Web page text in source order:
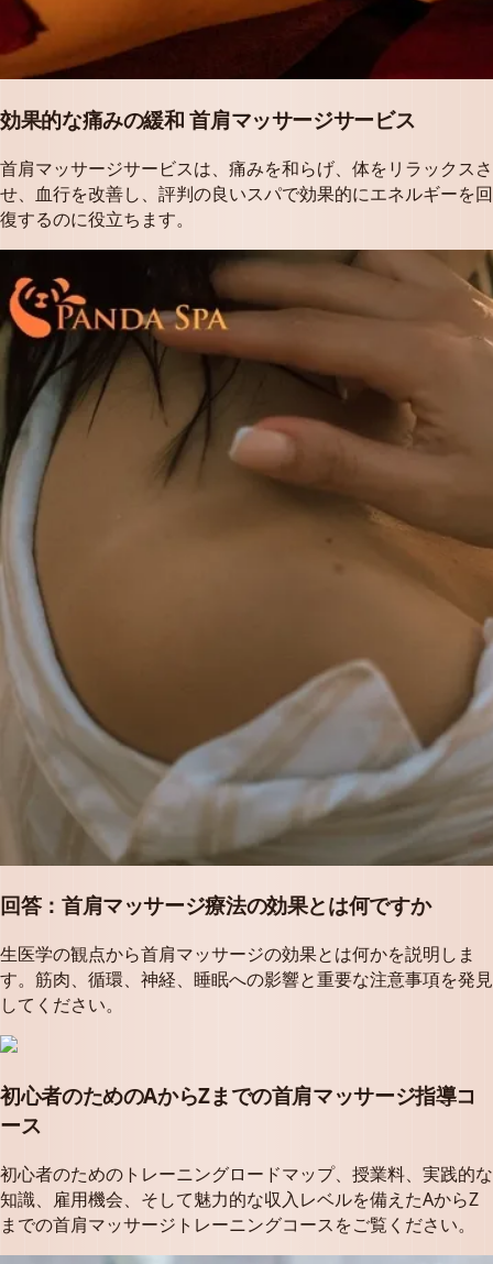
効果的な痛みの緩和 首肩マッサージサービス
首肩マッサージサービスは、痛みを和らげ、体をリラックスさ
せ、血行を改善し、評判の良いスパで効果的にエネルギーを回
復するのに役立ちます。
回答：首肩マッサージ療法の効果とは何ですか
生医学の観点から首肩マッサージの効果とは何かを説明しま
す。筋肉、循環、神経、睡眠への影響と重要な注意事項を発見
してください。
初心者のためのAからZまでの首肩マッサージ指導コ
ース
初心者のためのトレーニングロードマップ、授業料、実践的な
知識、雇用機会、そして魅力的な収入レベルを備えたAからZ
までの首肩マッサージトレーニングコースをご覧ください。